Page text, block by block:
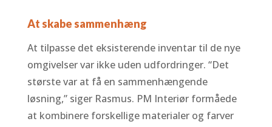
At skabe sammenhæng
At tilpasse det eksisterende inventar til de nye
omgivelser var ikke uden udfordringer. “Det
største var at få en sammenhængende
løsning,” siger Rasmus. PM Interiør formåede
at kombinere forskellige materialer og farver